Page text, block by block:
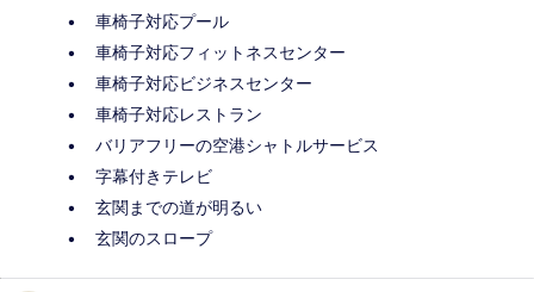
車椅子対応プール
車椅子対応フィットネスセンター
車椅子対応ビジネスセンター
車椅子対応レストラン
バリアフリーの空港シャトルサービス
字幕付きテレビ
玄関までの道が明るい
玄関のスロープ